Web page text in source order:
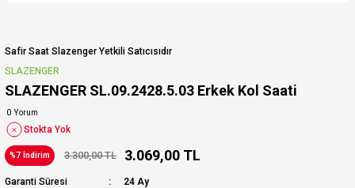
Safir Saat Slazenger Yetkili Satıcısıdır
SLAZENGER
SLAZENGER SL.09.2428.5.03 Erkek Kol Saati
0 Yorum
Stokta Yok
%7 İndirim 3.300,00 TL 3.069,00 TL
Garanti Süresi
24 Ay